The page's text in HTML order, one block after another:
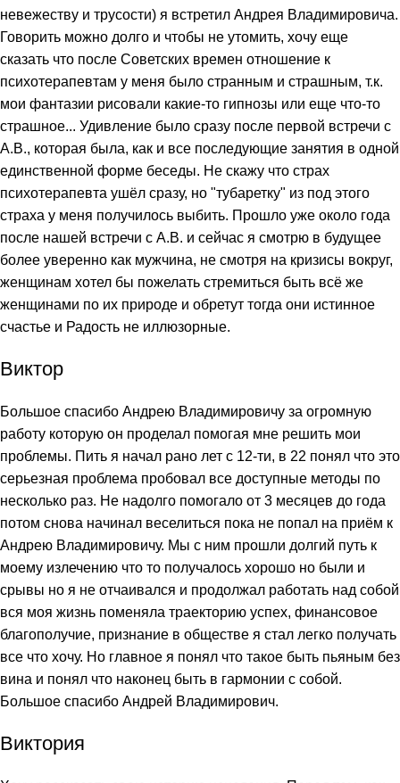
невежеству и трусости) я встретил Андрея Владимировича.
Говорить можно долго и чтобы не утомить, хочу еще
сказать что после Советских времен отношение к
психотерапевтам у меня было странным и страшным, т.к.
мои фантазии рисовали какие-то гипнозы или еще что-то
страшное... Удивление было сразу после первой встречи с
А.В., которая была, как и все последующие занятия в одной
единственной форме беседы. Не скажу что страх
психотерапевта ушёл сразу, но "тубаретку" из под этого
страха у меня получилось выбить. Прошло уже около года
после нашей встречи с А.В. и сейчас я смотрю в будущее
более уверенно как мужчина, не смотря на кризисы вокруг,
женщинам хотел бы пожелать стремиться быть всё же
женщинами по их природе и обретут тогда они истинное
счастье и Радость не иллюзорные.
Виктор
Большое спасибо Андрею Владимировичу за огромную
работу которую он проделал помогая мне решить мои
проблемы. Пить я начал рано лет с 12-ти, в 22 понял что это
серьезная проблема пробовал все доступные методы по
несколько раз. Не надолго помогало от 3 месяцев до года
потом снова начинал веселиться пока не попал на приём к
Андрею Владимировичу. Мы с ним прошли долгий путь к
моему излечению что то получалось хорошо но были и
срывы но я не отчаивался и продолжал работать над собой
вся моя жизнь поменяла траекторию успех, финансовое
благополучие, признание в обществе я стал легко получать
все что хочу. Но главное я понял что такое быть пьяным без
вина и понял что наконец быть в гармонии с собой.
Большое спасибо Андрей Владимирович.
Виктория